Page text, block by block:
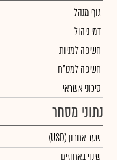
גוף מנהל
דמי ניהול
חשיפה למניות
חשיפה למט"ח
סיכוני אשראי
נתוני מסחר
שער אחרון (USD)
שינוי באחוזים